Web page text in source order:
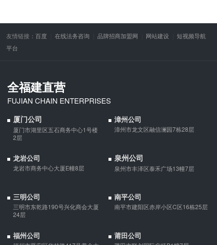
友情链接：百度 在线法务咨询 品牌招商加盟网 网站建设
短视频导航
平台
全福建直营
FUJIAN CHAIN ENTERPRISES
厦门公司
厦门市湖里区五石商务中心1号楼
2层
漳州公司
漳州市龙文区融信澜园7栋28层
龙岩公司
龙岩市商务中心大厦E幢8层
泉州公司
泉州市丰泽区泰禾广场13幢7层
三明公司
三明市东乾路190号兴化商会大厦
24层
南平公司
南平市建阳区赤岸小区C区16栋25层
福州公司 莆田公司